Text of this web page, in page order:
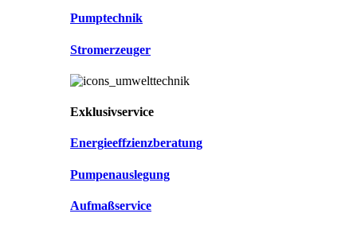
Pumptechnik
Stromerzeuger
Exklusivservice
Energieeffzienzberatung
Pumpenauslegung
Aufmaßservice